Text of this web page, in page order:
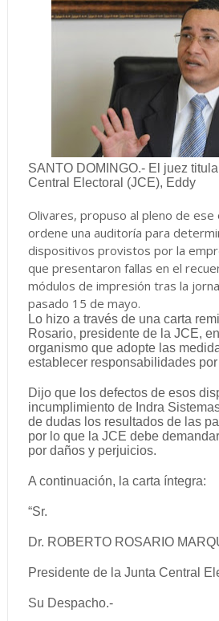
SANTO DOMINGO.- El juez
Central Electoral (JCE), Eddy
Olivares, propuso al pleno de ese
ordene una auditoría para
dispositivos provistos por la
que presentaron fallas en el
módulos de impresión tras la
pasado 15 de mayo.
Lo hizo a través de una carta
Rosario, presidente de la JCE,
organismo que adopte las
establecer responsabilidades
Dijo que los defectos de esos
incumplimiento de Indra
de dudas los resultados de las
por lo que la JCE debe
por daños y perjuicios.
A continuación, la carta íntegra:
“Sr.
Dr. ROBERTO ROSARIO
Presidente de la Junta Central
Su Despacho.-